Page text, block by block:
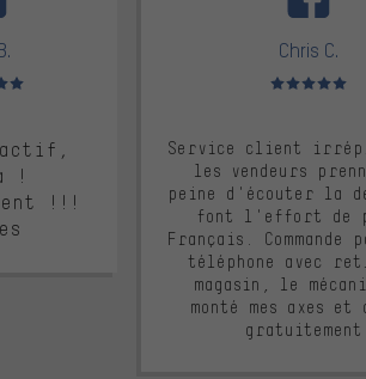
: 5 sur 5
!
!!!
Chris C.
Note moyenne :
Service client
les vendeurs
peine d'écouter la
font l'effort de
Français. Commande
téléphone avec
magasin, le
monté mes axes et